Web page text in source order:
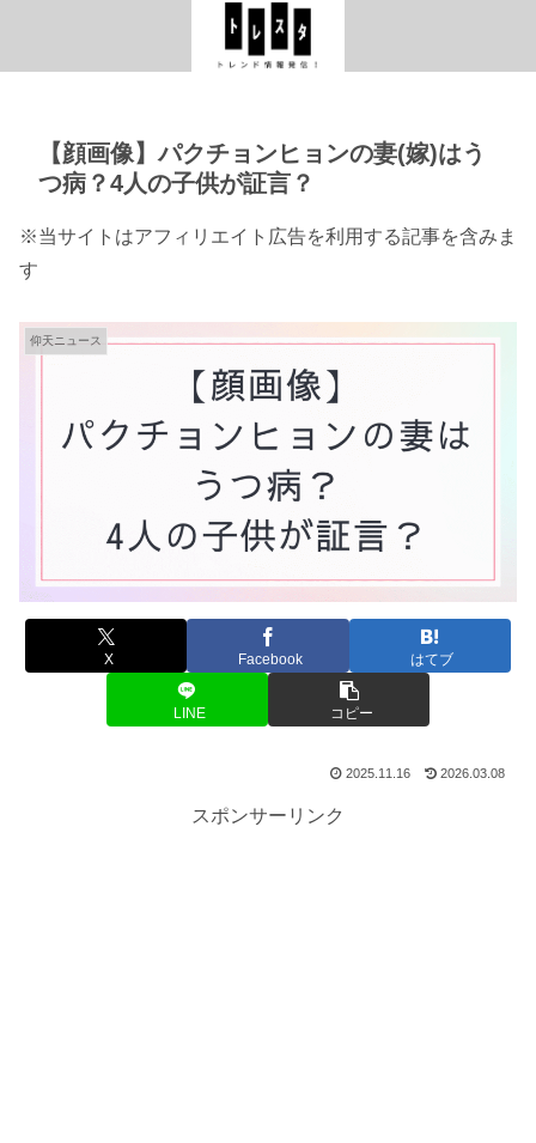
【顔画像】パクチョンヒョンの妻(嫁)はう
つ病？4人の子供が証言？
※当サイトはアフィリエイト広告を利用する記事を含みま
す
仰天ニュース
X Facebook はてブ
LINE コピー
2025.11.16 2026.03.08
スポンサーリンク